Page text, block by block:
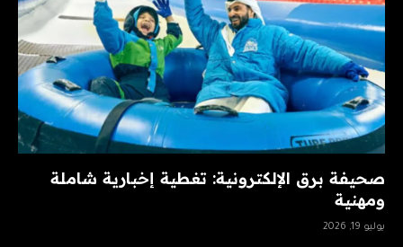
صحيفة برق الإلكترونية: تغطية إخبارية شاملة
ومهنية
يوليو 19, 2026